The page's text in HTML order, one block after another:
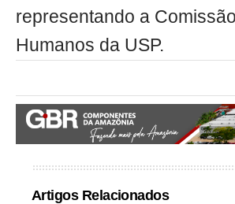
representando a
Humanos da USP.
Artigos Relacionados